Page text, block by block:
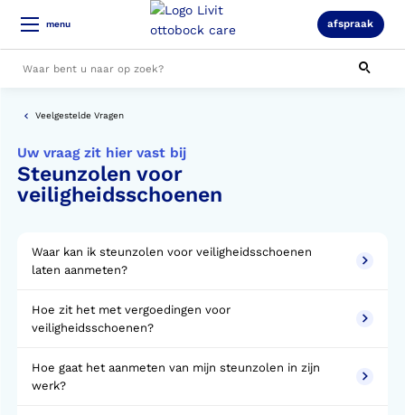
menu afspraak
Alle resultaten
Veelgestelde Vragen
Uw vraag zit hier vast bij
Steunzolen voor
veiligheidsschoenen
Waar kan ik steunzolen voor veiligheidsschoenen
laten aanmeten?
Hoe zit het met vergoedingen voor
veiligheidsschoenen?
Hoe gaat het aanmeten van mijn steunzolen in zijn
werk?